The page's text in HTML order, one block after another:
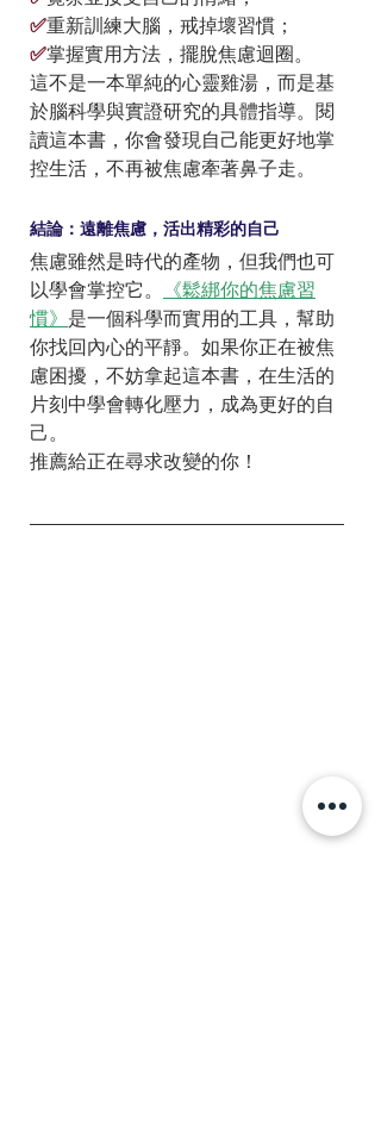
✅重新訓練大腦，戒掉壞習慣；
✅掌握實用方法，擺脫焦慮迴圈。
這不是一本單純的心靈雞湯，而是基
於腦科學與實證研究的具體指導。閱
讀這本書，你會發現自己能更好地掌
控生活，不再被焦慮牽著鼻子走。
結論：遠離焦慮，活出精彩的自己
焦慮雖然是時代的產物，但我們也可
以學會掌控它。 《鬆綁你的焦慮習
慣》是一個科學而實用的工具，幫助
你找回內心的平靜。如果你正在被焦
慮困擾，不妨拿起這本書，在生活的
片刻中學會轉化壓力，成為更好的自
己。
推薦給正在尋求改變的你！